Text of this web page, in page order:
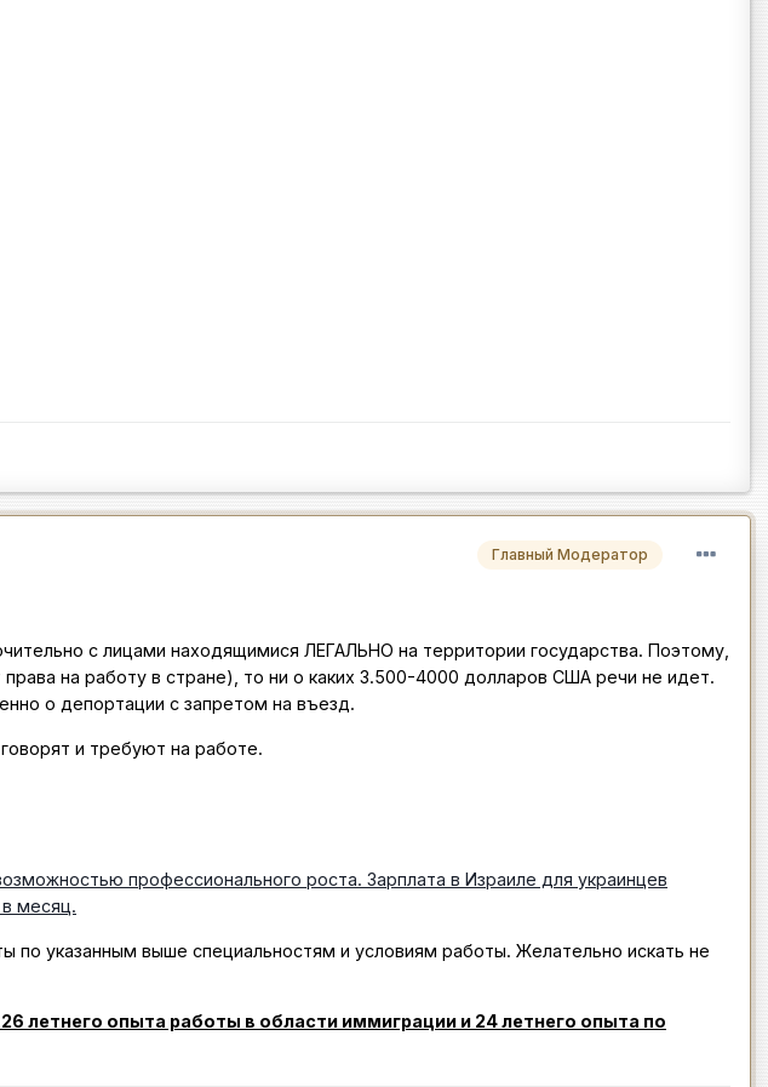
Главный Модератор
с лицами находящимися ЛЕГАЛЬНО на территории государства. Поэтому,
права на работу в стране), то ни о каких 3.500-4000 долларов США речи не идет.
о депортации с запретом на въезд.
и требуют на работе.
профессионального роста. Зарплата в Израиле для украинцев
месяц.
указанным выше специальностям и условиям работы. Желательно искать не
опыта работы в области иммиграции и 24 летнего опыта по